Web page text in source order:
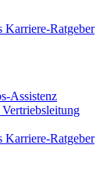
Karriere-Ratgeber
Assistenz
Vertriebsleitung
Karriere-Ratgeber